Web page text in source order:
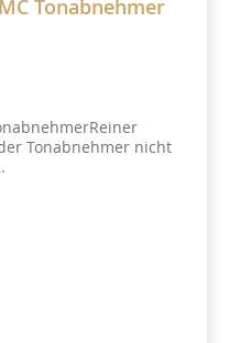
Tonabnehmer
Tonabnehmer nicht